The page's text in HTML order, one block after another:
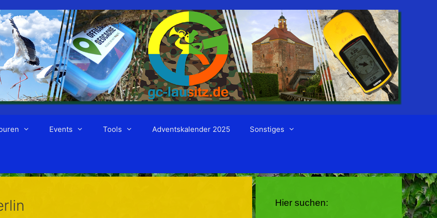
Events Tools Adventskalender 2025 Sonstiges
Hier suchen: